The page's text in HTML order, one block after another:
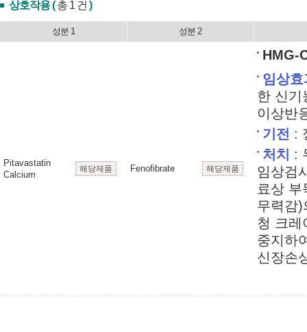
상호작용 (총 1 건 )
성분 1 성분 2
Pitavastatin
Calcium
해당제품 Fenofibrate 해당제품
HMG-
임상효
한 신기
이상반
기전 :
처치 :
임상검
료상
무력감
청 크레
중지하
신장손